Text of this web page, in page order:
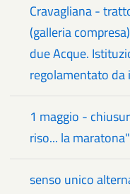
Cravagliana -
(galleria
due Acque.
regolamentato
1 maggio -
riso... la maratona"
senso unico